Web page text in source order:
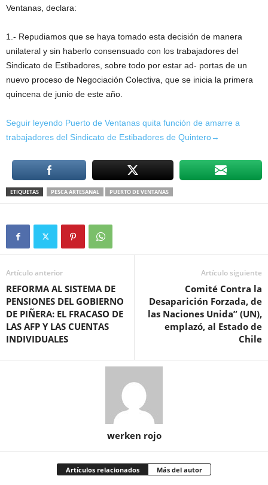
Ventanas, declara:
1.- Repudiamos que se haya tomado esta decisión de manera
unilateral y sin haberlo consensuado con los trabajadores del
Sindicato de Estibadores, sobre todo por estar ad- portas de un
nuevo proceso de Negociación Colectiva, que se inicia la primera
quincena de junio de este año.
Seguir leyendo Puerto de Ventanas quita función de amarre a
trabajadores del Sindicato de Estibadores de Quintero→
ETIQUETAS PESCA ARTESANAL PUERTO DE VENTANAS
Artículo anterior
REFORMA AL SISTEMA DE
PENSIONES DEL GOBIERNO
DE PIÑERA: EL FRACASO DE
LAS AFP Y LAS CUENTAS
INDIVIDUALES
Artículo siguiente
Comité Contra la
Desaparición Forzada, de
las Naciones Unida” (UN),
emplazó, al Estado de
Chile
werken rojo
Artículos relacionados Más del autor